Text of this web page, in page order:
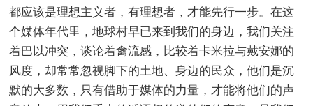
都应该是理想主义者，有理想者，才能先行一步。在这
个媒体年代里，地球村早已来到我们的身边，我们关注
着巴以冲突，谈论着禽流感，比较着卡米拉与戴安娜的
风度，却常常忽视脚下的土地、身边的民众，他们是沉
默的大多数，只有借助于媒体的力量，才能将他们的声